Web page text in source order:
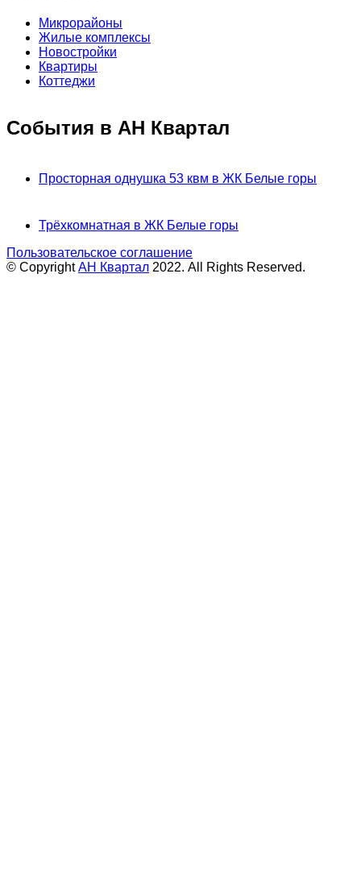
Микрорайоны
Жилые комплексы
Новостройки
Квартиры
Коттеджи
События в АН Квартал
Просторная однушка 53 квм в ЖК Белые горы
Трёхкомнатная в ЖК Белые горы
Пользовательское соглашение
© CopyrightАН Квартал 2022. All Rights Reserved.